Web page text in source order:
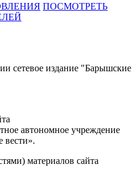
ПОСМОТРЕТЬ
сетевое издание "Барышские
автономное учреждение
вести».
материалов сайта